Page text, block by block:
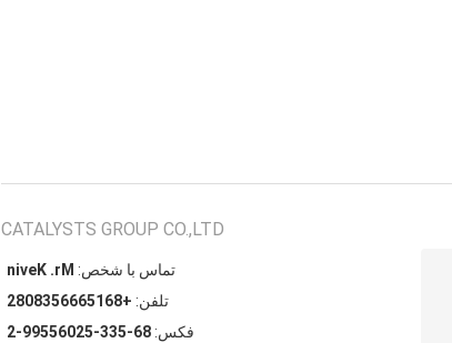
CATALYSTS GROUP CO.,LTD
تماس با شخص: Mr. Kevin
تلفن: +8615666538082
فکس: 86-533-52065599-2